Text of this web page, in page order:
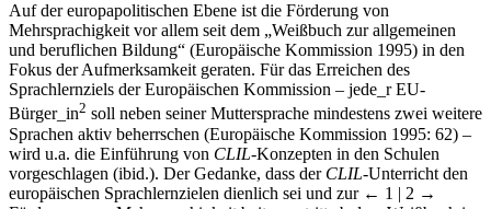
Auf der europapolitischen Ebene ist die Förderung von
Mehrsprachigkeit vor allem seit dem „Weißbuch zur allgemeinen
und beruflichen Bildung“ (Europäische Kommission 1995) in den
Fokus der Aufmerksamkeit geraten. Für das Erreichen des
Sprachlernziels der Europäischen Kommission – jede_r EU-
Bürger_in2 soll neben seiner Muttersprache mindestens zwei weitere
Sprachen aktiv beherrschen (Europäische Kommission 1995: 62) –
wird u.a. die Einführung von CLIL-Konzepten in den Schulen
vorgeschlagen (ibid.). Der Gedanke, dass der CLIL-Unterricht den
europäischen Sprachlernzielen dienlich sei und zur ← 1 | 2 →